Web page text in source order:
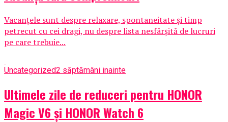
Vacanțele sunt despre relaxare, spontaneitate și timp
petrecut cu cei dragi, nu despre lista nesfârșită de lucruri
pe care trebuie...
Uncategorized2 săptămâni inainte
Ultimele zile de reduceri pentru HONOR
Magic V6 și HONOR Watch 6